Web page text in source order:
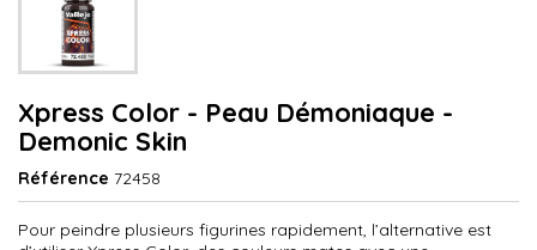
Xpress Color - Peau Démoniaque -
Demonic Skin
Référence 72458
Pour peindre plusieurs figurines rapidement, l’alternative est